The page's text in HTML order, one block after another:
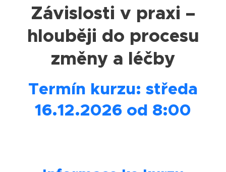
Závislosti v praxi –
hlouběji do procesu
změny a léčby
Termín kurzu: středa
16.12.2026 od 8:00